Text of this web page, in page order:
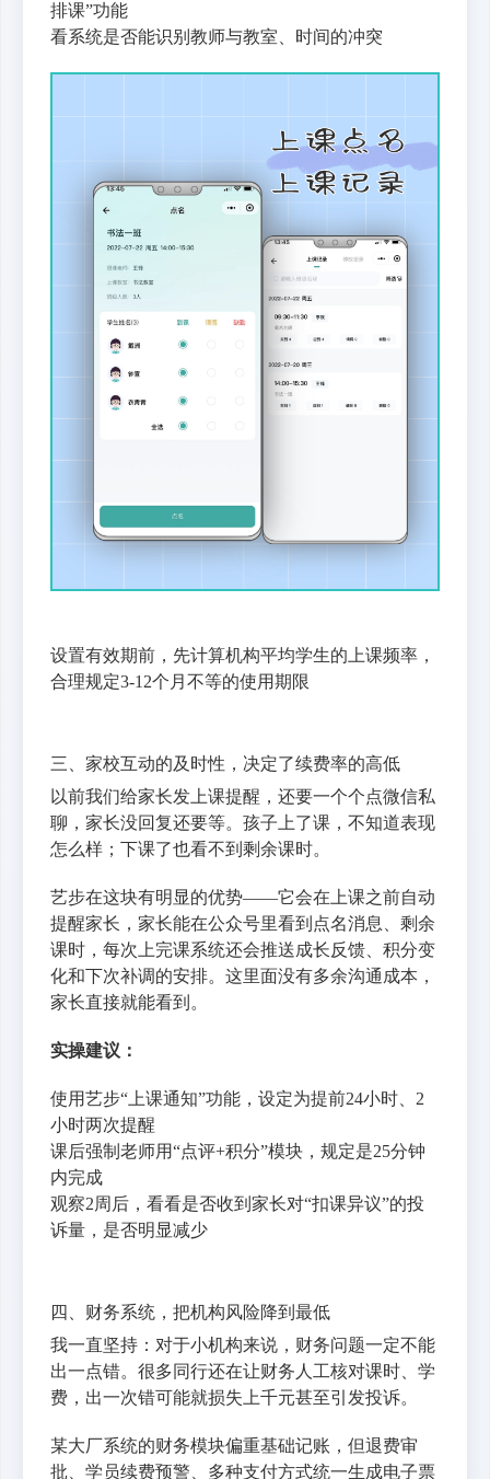
排课”功能
看系统是否能识别教师与教室 、时间的冲突
设置有效期前，先计算机构平均学生的上课频率，
合理规定3-12个月不等的使用期限
三、家校互动的及时性，决定了续费率的高低
以前我们给家长发上课提醒，还要一个个点微信私
聊，家长没回复还要等。孩子上了课，不知道表现
怎么样；下课了也看不到剩余课时。
艺步在这块有明显的优势——它会在上课之前自动
提醒家长，家长能在公众号里看到点名消息、剩余
课时，每次上完课系统还会推送成长反馈、积分变
化和下次补调的安排。这里面没有多余沟通成本，
家长直接就能看到。
实操建议：
使用艺步“上课通知”功能，设定为提前24小时、2
小时两次提醒
课后强制老师用“点评+积分”模块，规定是25分钟
内完成
观察2周后，看看是否收到家长对“扣课异议”的投
诉量，是否明显减少
四、财务系统，把机构风险降到最低
我一直坚持：对于小机构来说，财务问题一定不能
出一点错。很多同行还在让财务人工核对课时、学
费，出一次错可能就损失上千元甚至引发投诉。
某大厂系统的财务模块偏重基础记账，但退费审
批、学员续费预警、多种支付方式统一生成电子票